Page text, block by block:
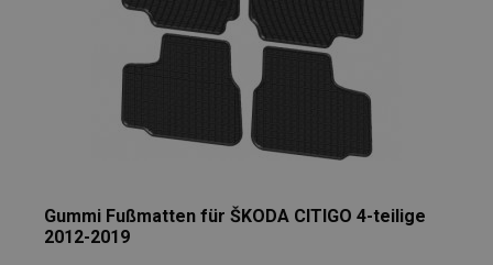
Gummi Fußmatten für ŠKODA CITIGO 4-teilige
2012-2019